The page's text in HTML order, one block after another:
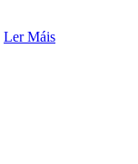
Ler Máis